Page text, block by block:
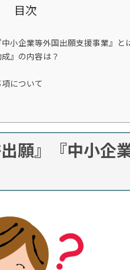
中小企業等外国出願支援事業』と
』の内容は？
について
出願』『中小企